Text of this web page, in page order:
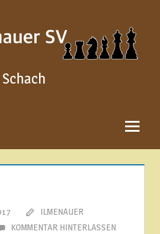
ILMENAUER
KOMMENTAR HINTERLASSEN